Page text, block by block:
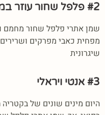
#2 פלפל שחור עוזר במקרים של גרד וכאבים
שמן אתרי פלפל שחור מחמם
מפחית כאבי מפרקים
שיגרונית
#3 אנטי ויראלי
היום מינים שונים של